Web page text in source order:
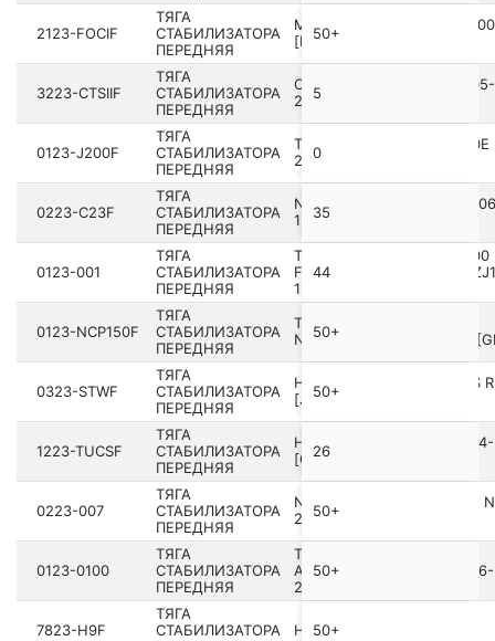
2123-FOCIF
ТЯГА
СТАБИЛИЗАТОРА
ПЕРЕДНЯЯ
MAZDA 121ECE ZQ 1996-
[EU]50+
3223-CTSIIF
ТЯГА
СТАБИЛИЗАТОРА
ПЕРЕДНЯЯ
CADILLAC CTS SEDAN 2005-
2013 [GMIO]
5
0123-J200F
ТЯГА
СТАБИЛИЗАТОРА
ПЕРЕДНЯЯ
TOYOTA RUSH J200E,J210E
2006.01-2016.05 [JP]
0
0223-C23F
ТЯГА
СТАБИЛИЗАТОРА
ПЕРЕДНЯЯ
NISSAN SERENA C23
1999.06 [JP]
35
0123-001
ТЯГА
СТАБИЛИЗАТОРА
ПЕРЕДНЯЯ
TOYOTA LAND CRUISER 100
19­98.01-2007.09 [GR]
44
0123-NCP150F
ТЯГА
СТАБИЛИЗАТОРА
ПЕРЕДНЯЯ
TOYOTA YARIS/VIOS/LIMO
NCP15#,NSP15# 2013.04-
50+
0323-STWF
ТЯГА
СТАБИЛИЗАТОРА
ПЕРЕДНЯЯ
HONDA STEP WGN ALMAS
[JP]50+
1223-TUCSF
ТЯГА
СТАБИЛИЗАТОРА
ПЕРЕДНЯЯ
HYUNDAI TUCSON 04 200­4-
[GEN]
26
0223-007
ТЯГА
СТАБИЛИЗАТОРА
ПЕРЕДНЯЯ
NISSAN ALMERA UK MAKE
2000.02-2006.11 [EL]
50+
0123-0100
ТЯГА
СТАБИЛИЗАТОРА
ПЕРЕДНЯЯ
TOYOTA COROLLA
AE10#,CE10#,EE10# 1991.06-
2002.06 [JP]
50+
7823-H9F
ТЯГА
СТАБИЛИЗАТОРА
HONGQI H9 I 2020-2024
50+